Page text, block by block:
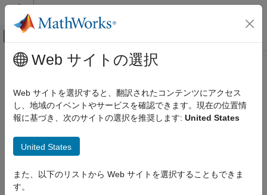
コンテンツへスキップ
オフキャンバス ナビゲーション メ
ドキュメンテーションのホーム
SoC Blockset
System on Chip (SoC)
Seed Value
Description
Settings
メインコンテンツ
Seed Value
Random number generator seed
Description
Random number generator seed for the simulation of task
duration deviation of the
Web サイトの選択
Web サイトを選択すると、翻訳されたコンテンツにアクセス
し、地域のイベントやサービスを確認できます。現在の位置情
報に基づき、次のサイトの選択を推奨します: United States
United States
また、以下のリストから Web サイトを選択することもできま
す。